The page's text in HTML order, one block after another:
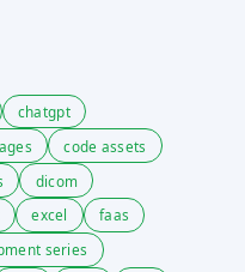
chatgpt
code assets
dicom
excel
faas
series